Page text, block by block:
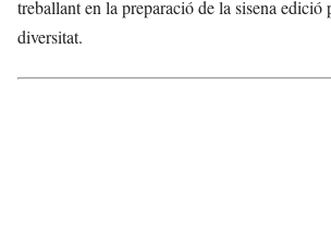
treballant en la preparació de la sisena
diversitat.